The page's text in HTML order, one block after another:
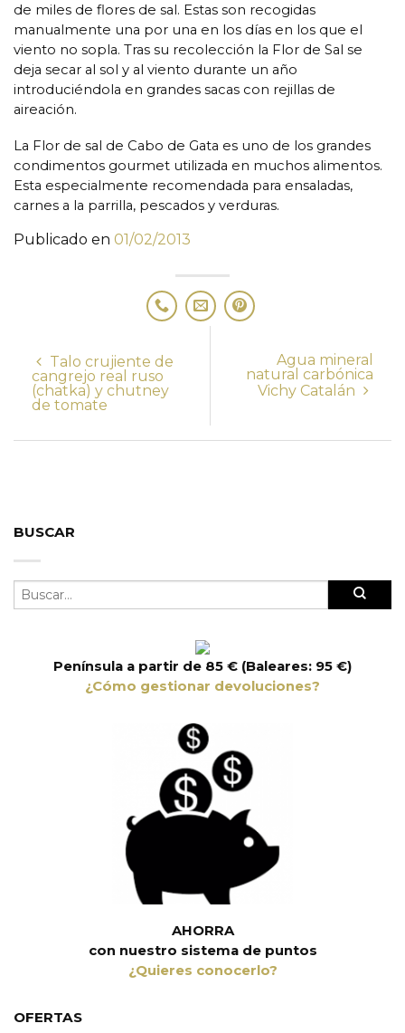
de miles de flores de sal. Estas son recogidas
manualmente una por una en los días en los que el
viento no sopla. Tras su recolección la Flor de Sal se
deja secar al sol y al viento durante un año
introduciéndola en grandes sacas con rejillas de
aireación.
La Flor de sal de Cabo de Gata es uno de los grandes
condimentos gourmet utilizada en muchos alimentos.
Esta especialmente recomendada para ensaladas,
carnes a la parrilla, pescados y verduras.
Publicado en 01/02/2013
Talo crujiente de
cangrejo real ruso
(chatka) y chutney
de tomate
Agua mineral
natural carbónica
Vichy Catalán
BUSCAR
Península a partir de 85 € (Baleares: 95 €)
¿Cómo gestionar devoluciones?
AHORRA
con nuestro sistema de puntos
¿Quieres conocerlo?
OFERTAS